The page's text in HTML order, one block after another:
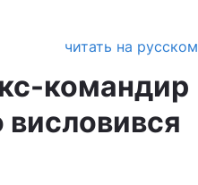
читать на русском
командир
висловився